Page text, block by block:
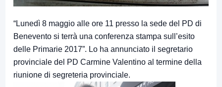
“Lunedì 8 maggio alle ore 11 presso la sede del PD di
Benevento si terrà una conferenza stampa sull’esito
delle Primarie 2017”. Lo ha annunciato il segretario
provinciale del PD Carmine Valentino al termine della
riunione di segreteria provinciale.